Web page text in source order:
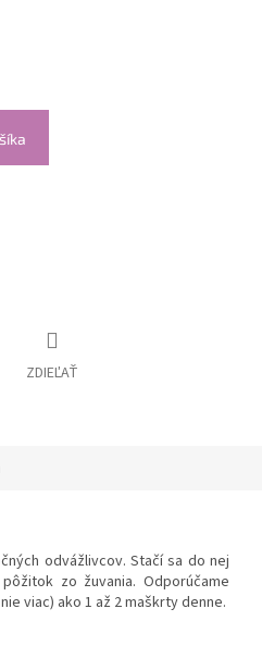
ZDIEĽAŤ
odvážlivcov. Stačí sa do nej
zo žuvania. Odporúčame
viac) ako 1 až 2 maškrty denne.